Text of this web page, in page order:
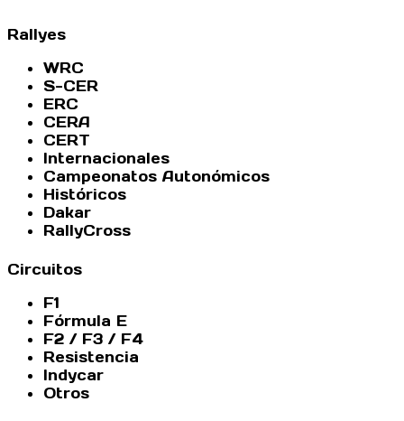
Rallyes
WRC
S-CER
ERC
CERA
CERT
Internacionales
Campeonatos Autonómicos
Históricos
Dakar
RallyCross
Circuitos
F1
Fórmula E
F2 / F3 / F4
Resistencia
Indycar
Otros